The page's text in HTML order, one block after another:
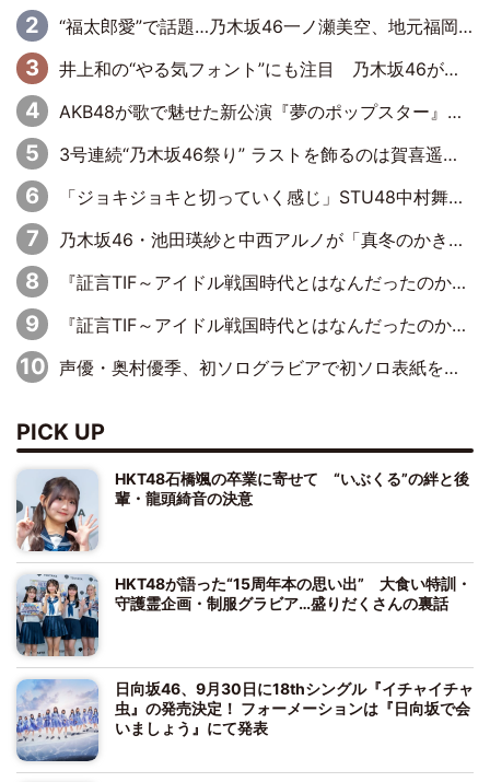
“福太郎愛”で話題…乃木坂46一ノ瀬美空、地元福岡『めんべい25周年トップサポーター』に就任
井上和の“やる気フォント”にも注目 乃木坂46が挑んだ書道パフォーマンスの舞台裏
AKB48が歌で魅せた新公演『夢のポップスター』 初日から全身全霊のステージ
3号連続“乃木坂46祭り” ラストを飾るのは賀喜遥香…5年ぶりの登場に「5年分大人になった私を見ていただけたら」
「ジョキジョキと切っていく感じ」STU48中村舞、新しい挑戦は自らの手で
乃木坂46・池田瑛紗と中西アルノが「真冬のかき氷」騒動で火花散らす！ 因縁の裏にあるのは、逆境をともに“凌”ぐ似た者同士の絆
『証言TIF～アイドル戦国時代とはなんだったのか～』第11回：私立恵比寿中学・真山りか×安本彩花「TIFで10年ぶりのキョンシーメイクをしたら、場を完全に引かせてしまって。時代が変わったんだなって」
『証言TIF～アイドル戦国時代とはなんだったのか～』第6回：でんぱ組.inc・古川未鈴×相沢梨紗「『ハロプロやりたかったな』って言ったら、夢眠ねむさんに『てめえはでんぱ組．incなんだよ！』って肩パンされて(笑)」
声優・奥村優季、初ソログラビアで初ソロ表紙を飾る！ 初めて見せる表情や、声優を志したきっかけなどを語った必読のインタビューを掲載
PICK UP
HKT48石橋颯の卒業に寄せて “いぶくる”の絆と後
輩・龍頭綺音の決意
HKT48が語った“15周年本の思い出” 大食い特訓・
守護霊企画・制服グラビア…盛りだくさんの裏話
日向坂46、9月30日に18thシングル『イチャイチャ
虫』の発売決定！ フォーメーションは『日向坂で会
いましょう』にて発表